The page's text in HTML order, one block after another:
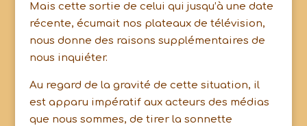
Mais cette sortie de celui qui jusqu’à une date
récente, écumait nos plateaux de télévision,
nous donne des raisons supplémentaires de
nous inquiéter.
Au regard de la gravité de cette situation, il
est apparu impératif aux acteurs des médias
que nous sommes, de tirer la sonnette